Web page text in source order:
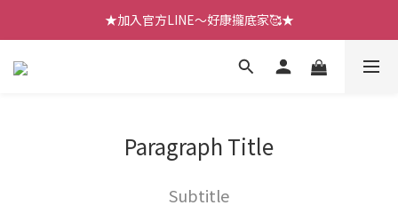
【七月新品】上架了!! 限時折扣優惠😍
★加入官方LINE～好康攏底家🥰★
【七月新品】上架了!! 限時折扣優惠😍
Paragraph Title
Subtitle